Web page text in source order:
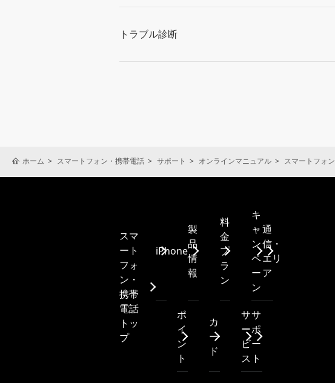
トラブル診断
ホーム スマートフォン・携帯電話 サポート オンラインマニュアル スマートフォン
スマ
ート
フォ
ン・
携帯
電話
トッ
プ
iPhone
製
品
情
報
料
金
プ
ラ
ン
キ
ャ
ン
ペ
ー
ン
通
信・
エリ
ア
ポ
イ
ン
ト
カ
ー
ド
サ
ー
ビ
ス
サ
ポ
ー
ト